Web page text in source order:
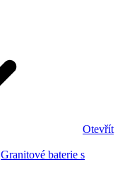
Otevřít
Granitové baterie s